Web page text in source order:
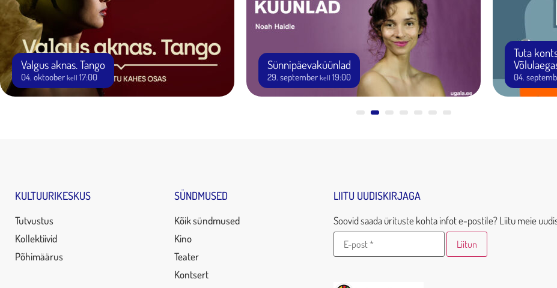
Valgus aknas. Tango
04. oktoober kell 17:00
Sünnipäevaküünlad
29. september kell 19:00
Tuta
04.
KULTUURIKESKUS
Tutvustus
Kollektiivid
Põhimäärus
SÜNDMUSED
Kõik sündmused
Kino
Teater
Kontsert
LIITU UUDISKIRJAGA
Soovid saada ürituste kohta infot e-postile? Liitu meie